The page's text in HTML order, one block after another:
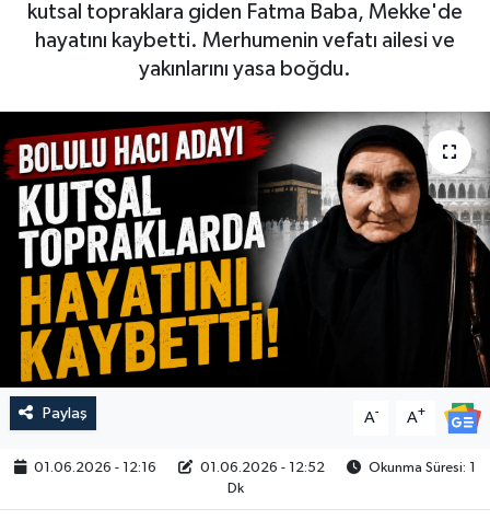
kutsal topraklara giden Fatma Baba, Mekke'de
hayatını kaybetti. Merhumenin vefatı ailesi ve
yakınlarını yasa boğdu.
Paylaş A- A+
01.06.2026 - 12:16 01.06.2026 - 12:52
Okunma Süresi: 1
Dk